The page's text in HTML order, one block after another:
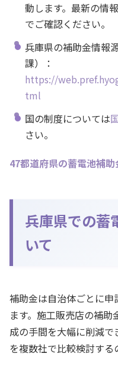
動します。最新の情
でご確認ください。
兵庫県の補助金情報
課）：
https://
tml
国の制度については
さい。
47都道府県の蓄電池補助
兵庫県での蓄
いて
補助金は自治体ごとに申
ます。施工販売店の補
成の手間を大幅に削減
を複数社で比較検討する